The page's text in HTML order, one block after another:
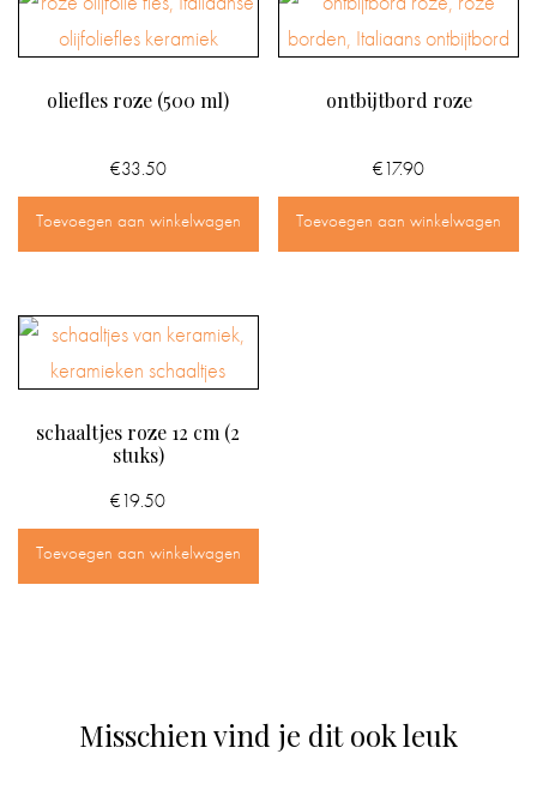
oliefles roze (500 ml)
€33.50
Toevoegen aan winkelwagen
ontbijtbord roze
€17.90
Toevoegen aan winkelwagen
schaaltjes roze 12 cm (2
stuks)
€19.50
Toevoegen aan winkelwagen
Misschien vind je dit ook leuk